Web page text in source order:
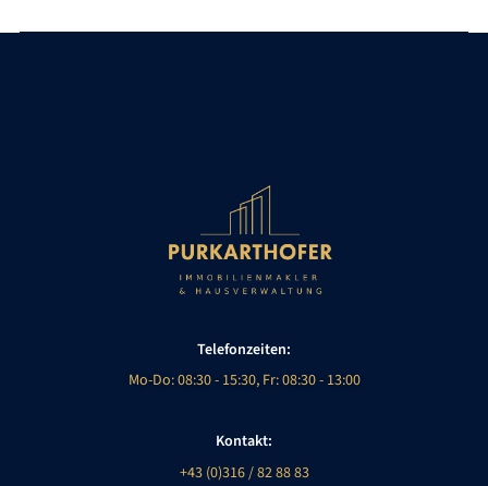
Telefonzeiten:
Mo-Do: 08:30 - 15:30, Fr: 08:30 - 13:00
Kontakt:
+43 (0)316 / 82 88 83